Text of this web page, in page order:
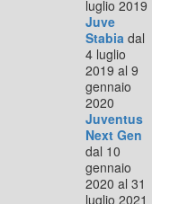
luglio 2019
Juve
Stabia dal
4 luglio
2019 al 9
gennaio
2020
Juventus
Next Gen
dal 10
gennaio
2020 al 31
luglio 2021